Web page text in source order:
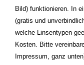
Bild) funktionieren. In
(gratis und
welche Linsentypen
Kosten. Bitte
Impressum, ganz